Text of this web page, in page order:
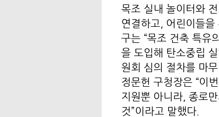
목조 실내 놀이터와
연결하고, 어린이들
구는 “목조 건축 특유
을 도입해 탄소중립
원회 심의 절차를 마
정문헌 구청장은 “이
지원뿐 아니라, 종로
것”이라고 말했다.